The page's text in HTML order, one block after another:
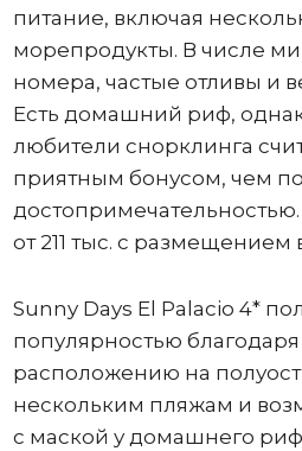
питание, включая
морепродукты. В числе
номера, частые отливы и
Есть домашний риф,
любители снорклинга
приятным бонусом, чем
от 211 тыс. с размещением
Sunny Days El Palacio 4*
популярностью
расположению на
нескольким пляжам и
с маской у домашнего